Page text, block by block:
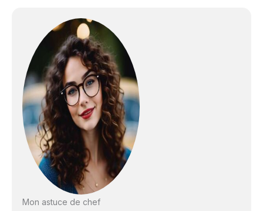
Mon astuce de chef